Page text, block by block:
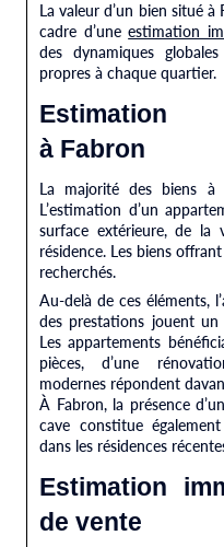
La valeur d’un bien situé à
cadre d’uneestimation
des dynamiques
propres à chaque quartier.
Estimation
à Fabron
La majorité des biens à
L’estimation d’un
surface extérieure, de
résidence. Les biens
recherchés.
Au-delà de ces éléments,
des prestations jouent un
Les appartements
pièces, d’une
modernes répondent
À Fabron, la présence
cave constitue
dans les résidences
Estimation
de vente